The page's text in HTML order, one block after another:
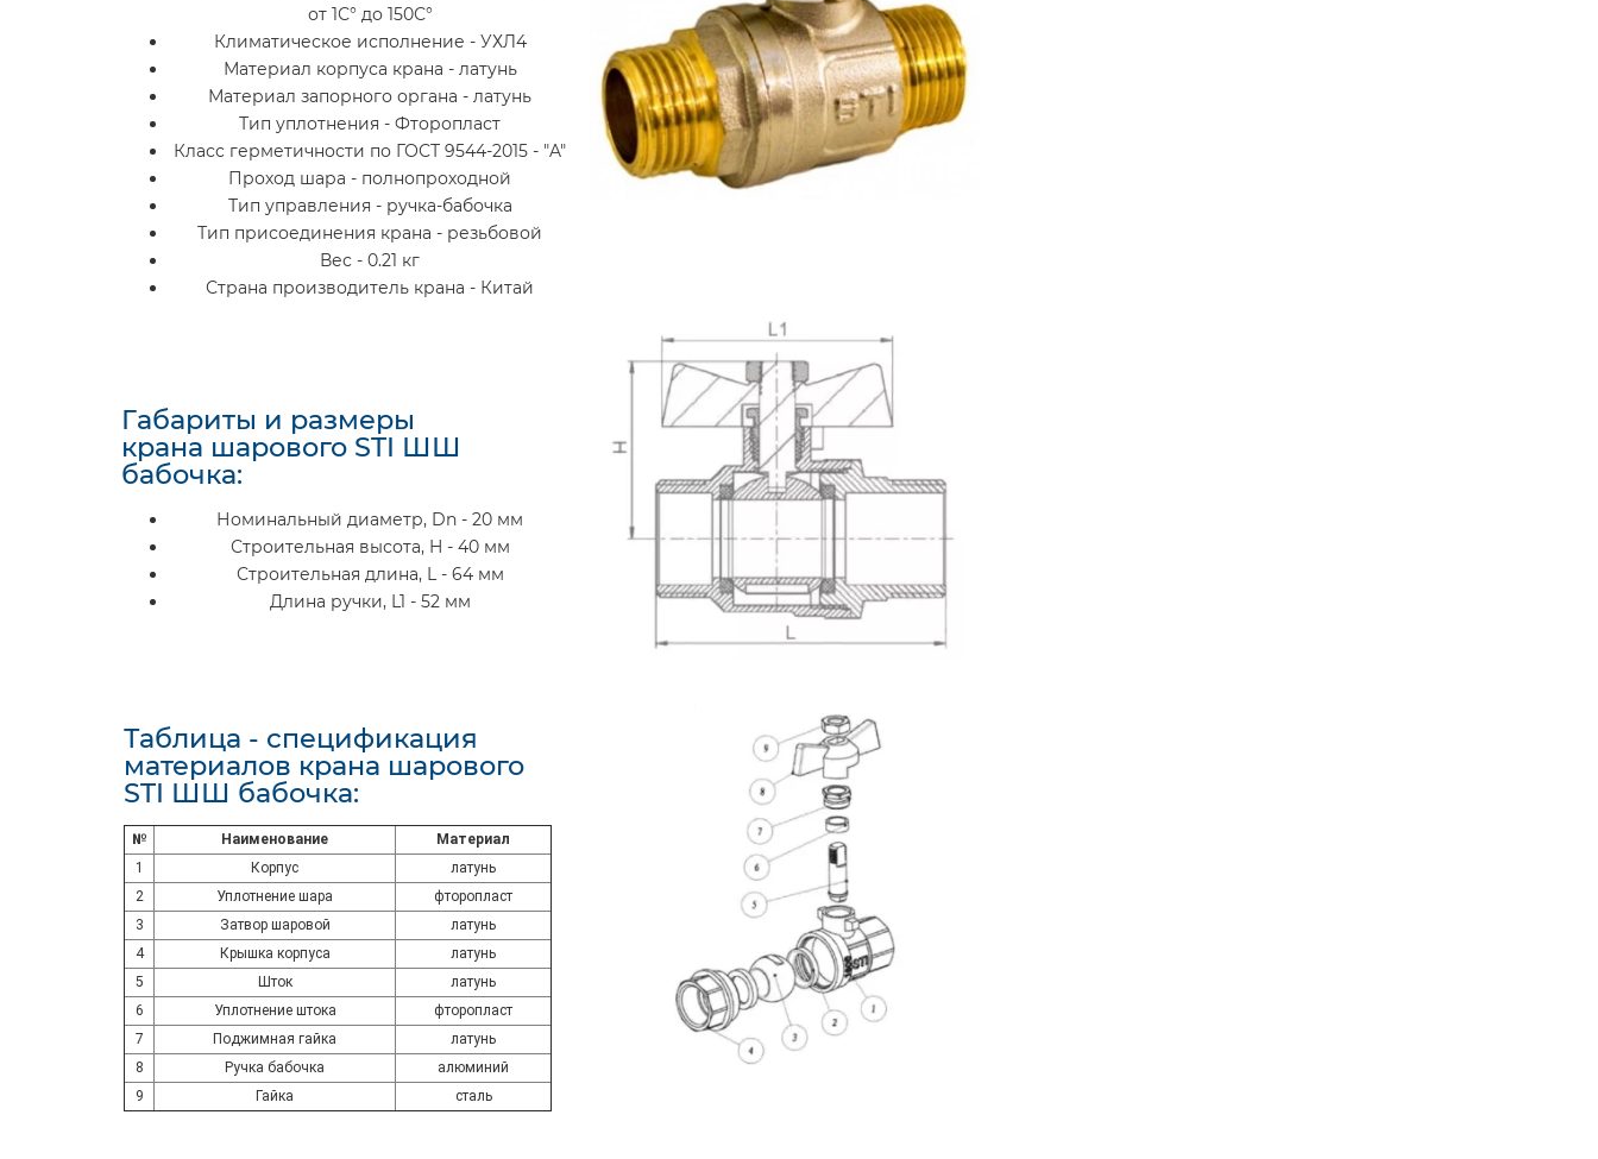
от 1С° до 150С°
Климатическое исполнение - УХЛ4
Материал корпуса крана - латунь
Материал запорного органа - латунь
Тип уплотнения - Фторопласт
Класс герметичности по ГОСТ 9544-2015 - "A"
Проход шара - полнопроходной
Тип управления - ручка-бабочка
Тип присоединения крана - резьбовой
Вес - 0.21 кг
Страна производитель крана - Китай
Габариты и размеры
крана шарового STI ШШ
бабочка:
Номинальный диаметр, Dn - 20 мм
Строительная высота, H - 40 мм
Строительная длина, L - 64 мм
Длина ручки, L1 - 52 мм
Таблица - спецификация
материалов крана шарового
STI ШШ бабочка:
№ Наименование
Материал
1
Корпус
латунь
2
Уплотнение шара
фторопласт
3
Затвор шаровой
латунь
4
Крышка корпуса
латунь
5
Шток
латунь
6
Уплотнение штока
фторопласт
7
Поджимная гайка
латунь
8
Ручка бабочка
алюминий
9
Гайка сталь